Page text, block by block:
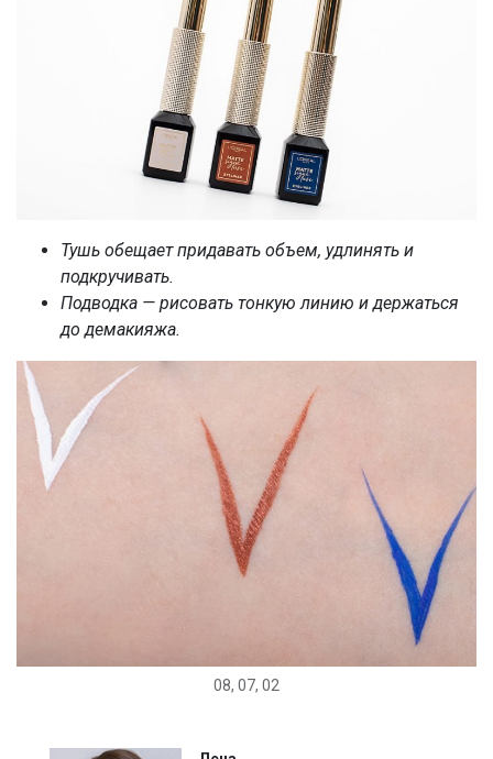
Тушь обещает придавать объем, удлинять и
подкручивать.
Подводка — рисовать тонкую линию и держаться
до демакияжа.
08, 07, 02